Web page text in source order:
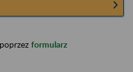
formularz